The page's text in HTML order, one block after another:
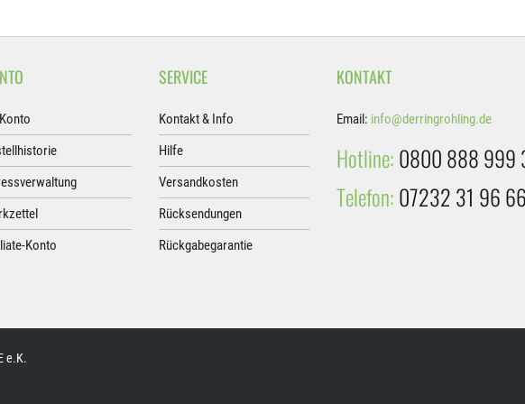
Konto
SERVICE
Kontakt & Info
Hilfe
Versandkosten
Rücksendungen
Rückgabegarantie
KONTAKT
Email: info@derringrohling.de
Hotline:0800 888 999
Telefon:07232 31 96
e.K.